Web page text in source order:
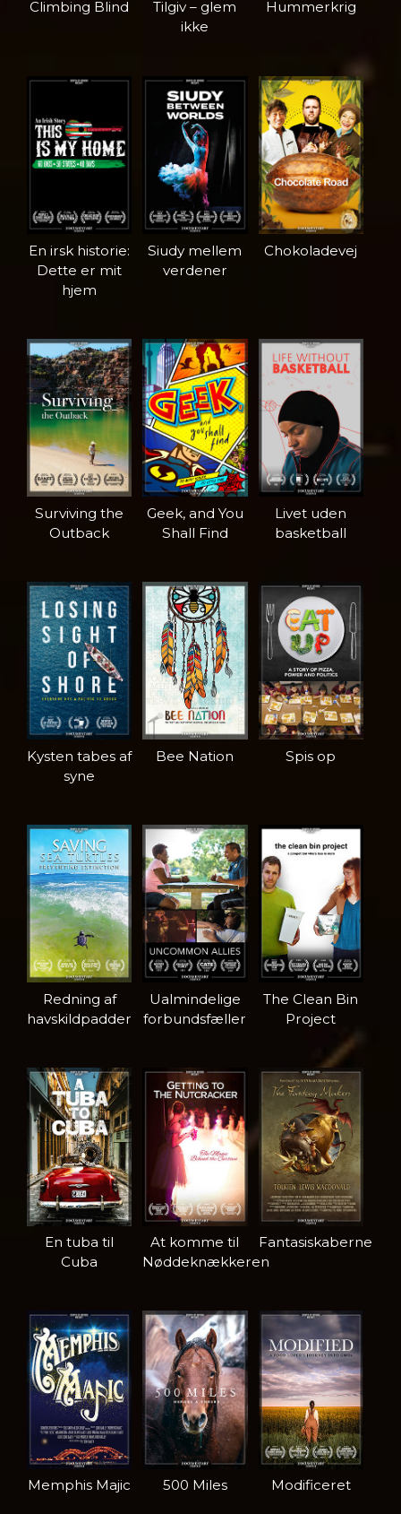
Climbing Blind
Tilgiv – glem
ikke
Hummerkrig
En irsk historie:
Dette er mit
hjem
Siudy mellem
verdener
Chokoladevej
Surviving the
Outback
Geek, and You
Shall Find
Livet uden
basketball
Kysten tabes af
syne
Bee Nation Spis op
Redning af
havskildpadder
Ualmindelige
forbundsfæller
The Clean Bin
Project
En tuba til
Cuba
At komme til
Nøddeknækkeren
Fantasiskaberne
Memphis Majic 500 Miles Modificeret